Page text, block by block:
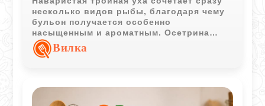
несколько видов рыбы, благодаря чему
бульон получается особенно
насыщенным и ароматным. Осетрина
добавляет благородный вкус, а судак и
окунь делают суп по-настоящему
Вилка